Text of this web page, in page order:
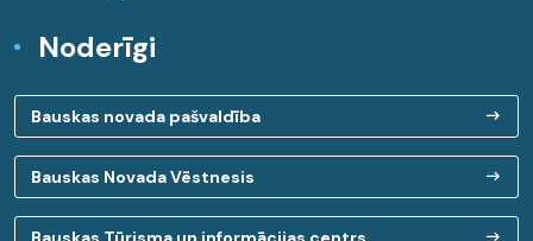
Noderīgi
Bauskas novada pašvaldība
Bauskas Novada Vēstnesis